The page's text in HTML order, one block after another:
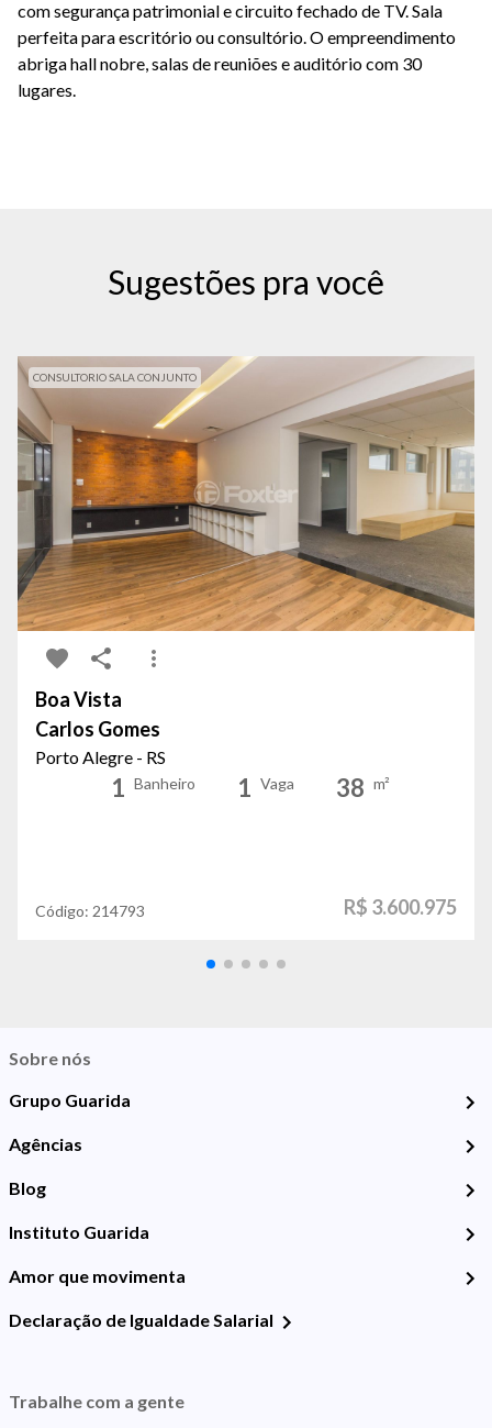
com segurança patrimonial e circuito fechado de TV. Sala
perfeita para escritório ou consultório. O empreendimento
abriga hall nobre, salas de reuniões e auditório com 30
lugares.
Sugestões pra você
CONSULTORIO SALA CONJUNTO
Boa Vista
Carlos Gomes
Porto Alegre - RS
1 Banheiro 1 Vaga 38 m²
Código: 214793 R$ 3.600.975
Sobre nós
Grupo Guarida
Agências
Blog
Instituto Guarida
Amor que movimenta
Declaração de Igualdade Salarial
Trabalhe com a gente